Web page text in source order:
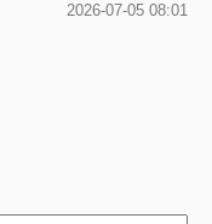
2026-07-05 08:01